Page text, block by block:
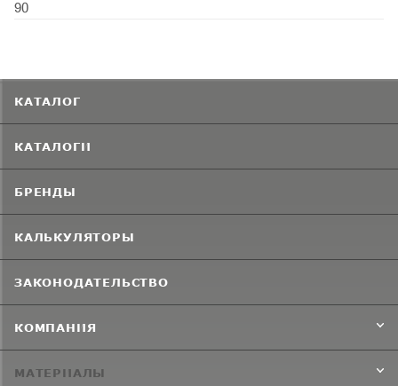
90
КАТАЛОГ
КАТАЛОГИ
БРЕНДЫ
КАЛЬКУЛЯТОРЫ
ЗАКОНОДАТЕЛЬСТВО
КОМПАНИЯ
МАТЕРИАЛЫ